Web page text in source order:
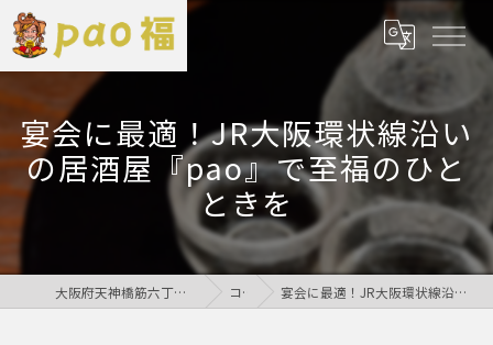
宴会に最適！JR大阪環状線沿い
の居酒屋『pao』で至福のひと
ときを
大阪府天神橋筋六丁目の居酒屋なら鶏居酒屋pao福 コラム 宴会に最適！JR大阪環状線沿いの居酒屋『pao』で至福のひとときを